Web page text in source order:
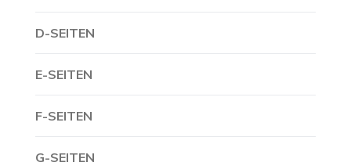
D-SEITEN
E-SEITEN
F-SEITEN
G-SEITEN